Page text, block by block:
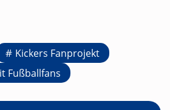
Kickers Fanprojekt
Fußballfans